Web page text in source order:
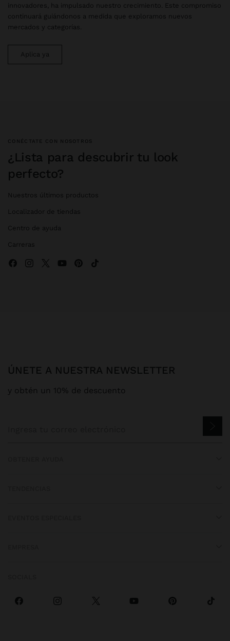
innovadores, ha impulsado nuestro crecimiento. Este compromiso
continuará guiándonos a medida que exploramos nuevos
mercados y categorías.
Aplica ya
CONÉCTATE CON NOSOTROS
¿Lista para descubrir tu look
perfecto?
Nuestros últimos productos
Localizador de tiendas
Centro de ayuda
Carreras
ÚNETE A NUESTRA NEWSLETTER
y obtén un 10% de descuento